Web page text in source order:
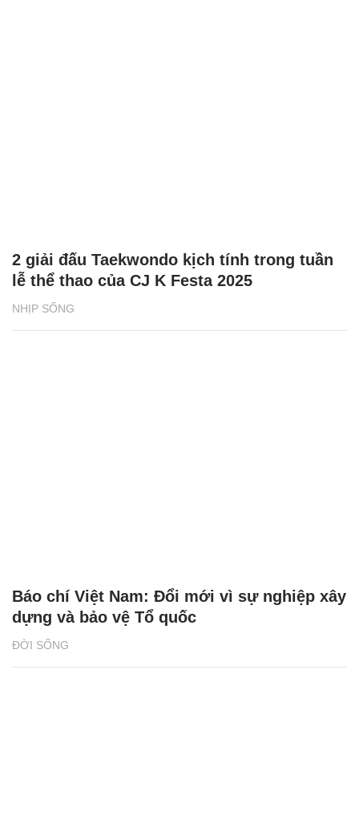
NHỊP SỐNG
2 giải đấu Taekwondo kịch tính trong tuần
lễ thể thao của CJ K Festa 2025
ĐỜI SỐNG
Báo chí Việt Nam: Đổi mới vì sự nghiệp xây
dựng và bảo vệ Tổ quốc